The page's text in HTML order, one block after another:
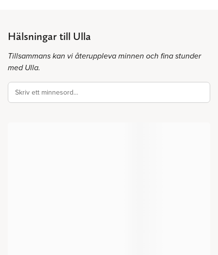
Hälsningar till Ulla
Tillsammans kan vi återuppleva minnen och fina stunder
med Ulla.
Skriv ett minnesord…